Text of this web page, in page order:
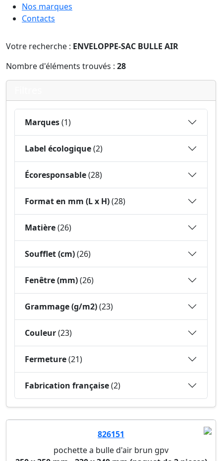
Nos marques
Contacts
Votre recherche : ENVELOPPE-SAC BULLE AIR
Nombre d'éléments trouvés : 28
Marques(1)
Label écologique(2)
Écoresponsable(28)
Format en mm (L x H)(28)
Matière(26)
Soufflet (cm)(26)
Fenêtre (mm)(26)
Grammage (g/m2)(23)
Couleur(23)
Fermeture(21)
Fabrication française(2)
826151
pochette a bulle d'air brun gpv